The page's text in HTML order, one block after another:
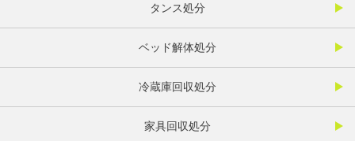
タンス処分
ベッド解体処分
冷蔵庫回収処分
家具回収処分